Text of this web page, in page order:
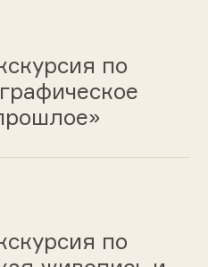
по
по